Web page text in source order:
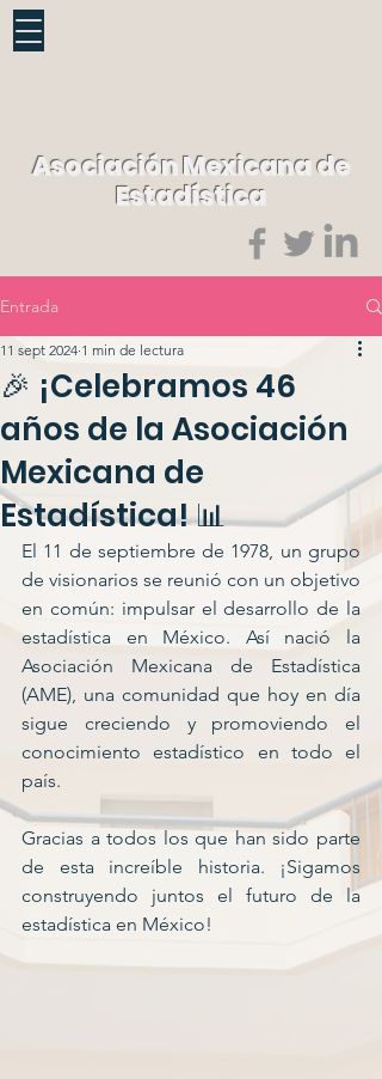
Asociación Mexicana de
Estadística
Entrada
🎉 ¡Celebramos 46
años de la Asociación
Mexicana de
Estadística! 📊
11 sept 2024 1 min de lectura
El 11 de septiembre de 1978, un grupo
de visionarios se reunió con un objetivo
en común: impulsar el desarrollo de la
estadística en México. Así nació la
Asociación Mexicana de Estadística
(AME), una comunidad que hoy en día
sigue creciendo y promoviendo el
conocimiento estadístico en todo el
país.
Gracias a todos los que han sido parte
de esta increíble historia. ¡Sigamos
construyendo juntos el futuro de la
estadística en México!